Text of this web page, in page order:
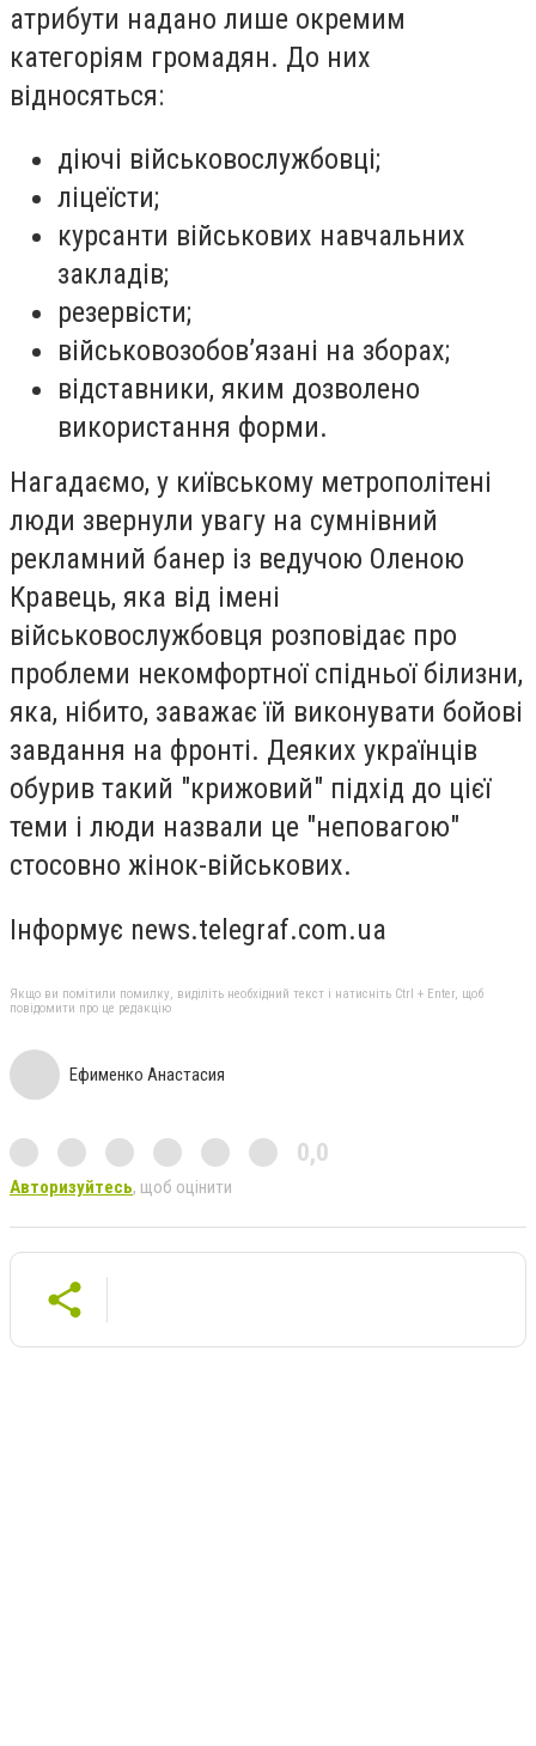
атрибути надано лише окремим
категоріям громадян. До них
відносяться:
діючі військовослужбовці;
ліцеїсти;
курсанти військових навчальних
закладів;
резервісти;
військовозобов’язані на зборах;
відставники, яким дозволено
використання форми.
Нагадаємо, у київському метрополітені
люди звернули увагу на сумнівний
рекламний банер із ведучою Оленою
Кравець, яка від імені
військовослужбовця розповідає про
проблеми некомфортної спідньої білизни,
яка, нібито, заважає їй виконувати бойові
завдання на фронті. Деяких українців
обурив такий "крижовий" підхід до цієї
теми і люди назвали це "неповагою"
стосовно жінок-військових.
Інформує news.telegraf.com.ua
Якщо ви помітили помилку, виділіть необхідний текст і натисніть Ctrl + Enter, щоб
повідомити про це редакцію
Ефименко Анастасия
0,0
Авторизуйтесь, щоб оцінити